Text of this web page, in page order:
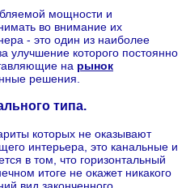
мощности и
во внимание их
- это один из наиболее
улучшение которого постоянно
на рынок
решения.
типа.
которых не оказывают
интерьера, это канальные и
в том, что горизонтальный
итоге не окажет никакого
вид законченного